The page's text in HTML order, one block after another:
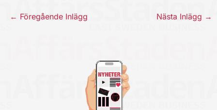
← Föregående Inlägg Nästa Inlägg →